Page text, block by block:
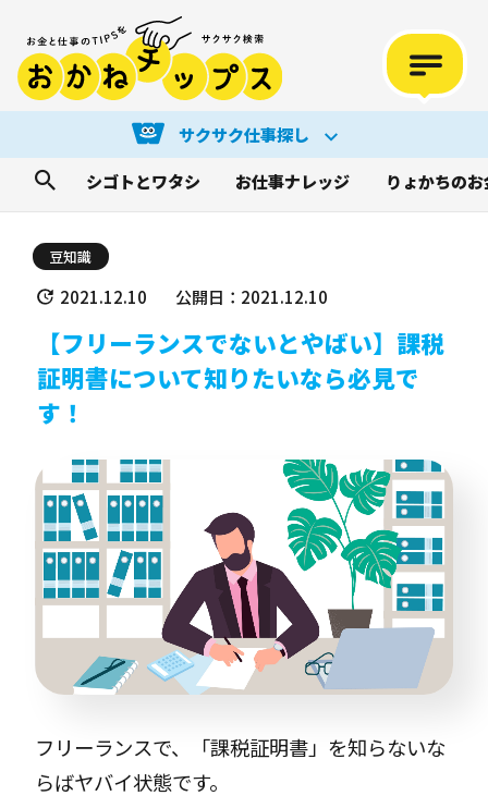
サクサク仕事探し
シゴトとワタシ
お仕事ナレッジ りょかちの
豆知識
2021.12.10 公開日：2021.12.10
【フリーランスでないとやばい】課税
証明書について知りたいなら必見で
す！
フリーランスで、「課税証明書」を知らないな
らばヤバイ状態です。